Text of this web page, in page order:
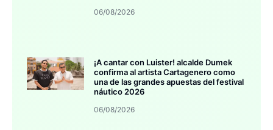
06/08/2026
¡A cantar con Luister! alcalde Dumek
confirma al artista Cartagenero como
una de las grandes apuestas del festival
náutico 2026
06/08/2026